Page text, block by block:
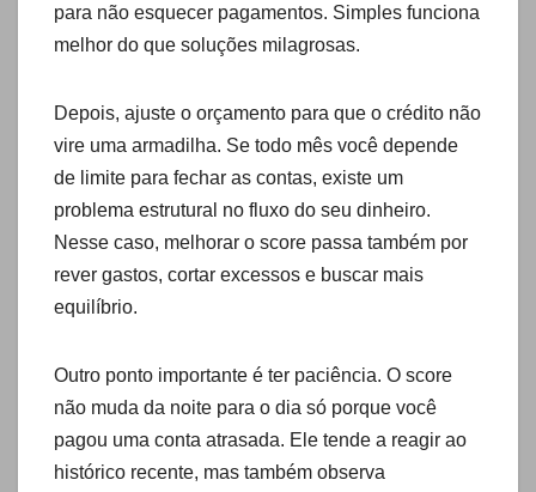
para não esquecer pagamentos. Simples funciona
melhor do que soluções milagrosas.
Depois, ajuste o orçamento para que o crédito não
vire uma armadilha. Se todo mês você depende
de limite para fechar as contas, existe um
problema estrutural no fluxo do seu dinheiro.
Nesse caso, melhorar o score passa também por
rever gastos, cortar excessos e buscar mais
equilíbrio.
Outro ponto importante é ter paciência. O score
não muda da noite para o dia só porque você
pagou uma conta atrasada. Ele tende a reagir ao
histórico recente, mas também observa